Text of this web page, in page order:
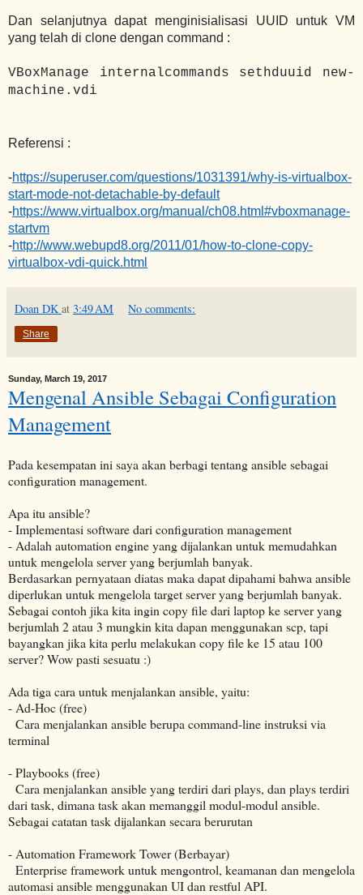
Dan selanjutnya dapat menginisialisasi UUID untuk VM
yang telah di clone dengan command :
VBoxManage internalcommands sethduuid new-
machine.vdi
Referensi :
-https://superuser.com/questions/1031391/why-is-virtualbox-
start-mode-not-detachable-by-default
-https://www.virtualbox.org/manual/ch08.html#vboxmanage-
startvm
-http://www.webupd8.org/2011/01/how-to-clone-copy-
virtualbox-vdi-quick.html
Doan DK at 3:49 AM No comments:
Share
Sunday, March 19, 2017
Mengenal Ansible Sebagai Configuration
Management
Pada kesempatan ini saya akan berbagi tentang ansible sebagai
configuration management.
Apa itu ansible?
- Implementasi software dari configuration management
- Adalah automation engine yang dijalankan untuk memudahkan
untuk mengelola server yang berjumlah banyak.
Berdasarkan pernyataan diatas maka dapat dipahami bahwa ansible
diperlukan untuk mengelola target server yang berjumlah banyak.
Sebagai contoh jika kita ingin copy file dari laptop ke server yang
berjumlah 2 atau 3 mungkin kita dapan menggunakan scp, tapi
bayangkan jika kita perlu melakukan copy file ke 15 atau 100
server? Wow pasti sesuatu :)
Ada tiga cara untuk menjalankan ansible, yaitu:
- Ad-Hoc (free)
Cara menjalankan ansible berupa command-line instruksi via
terminal
- Playbooks (free)
Cara menjalankan ansible yang terdiri dari plays, dan plays terdiri
dari task, dimana task akan memanggil modul-modul ansible.
Sebagai catatan task dijalankan secara berurutan
- Automation Framework Tower (Berbayar)
Enterprise framework untuk mengontrol, keamanan dan mengelola
automasi ansible menggunakan UI dan restful API.